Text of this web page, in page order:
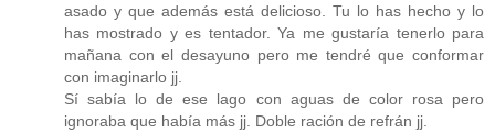
asado y que además está delicioso. Tu lo has hecho y lo
has mostrado y es tentador. Ya me gustaría tenerlo para
mañana con el desayuno pero me tendré que conformar
con imaginarlo jj.
Sí sabía lo de ese lago con aguas de color rosa pero
ignoraba que había más jj. Doble ración de refrán jj.